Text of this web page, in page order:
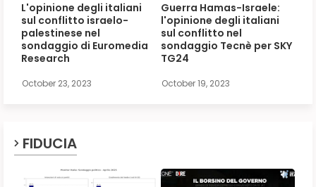
L'opinione degli italiani
sul conflitto israelo-
palestinese nel
sondaggio di Euromedia
Research
October 23, 2023
Guerra Hamas-Israele:
l'opinione degli italiani
sul conflitto nel
sondaggio Tecnè per SKY
TG24
October 19, 2023
FIDUCIA